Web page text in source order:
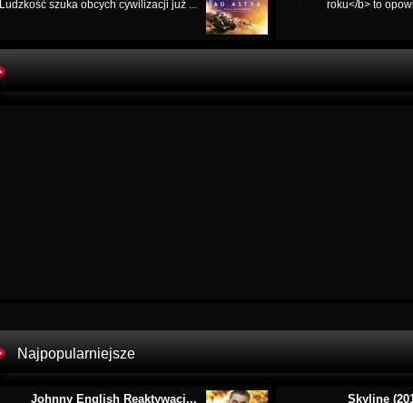
Ludzkość szuka obcych cywilizacji już ...
roku</b> to
Najpopularniejsze
Johnny English Reaktywacj... Skyline